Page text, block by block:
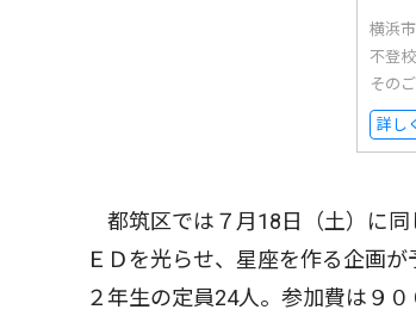
横浜
不登
その
詳し
都筑区では７月18日（土）に同
ＥＤを光らせ、星座を作る企画
２年生の定員24人。参加費は９